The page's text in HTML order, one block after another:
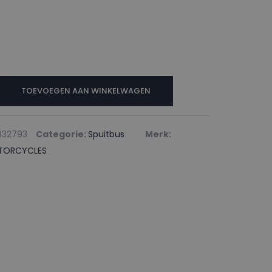
TOEVOEGEN AAN WINKELWAGEN
Categorie: Spuitbus
Merk: